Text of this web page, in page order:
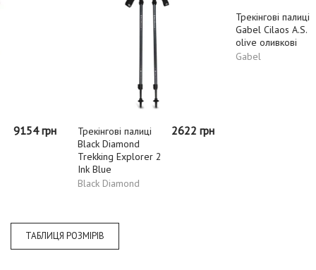
Трекінгові палиці
Black Diamond
Trekking Explorer 2
Black Diamond
2622 грн
Трекінгові палиці
ТАБЛИЦЯ РОЗМІРІВ